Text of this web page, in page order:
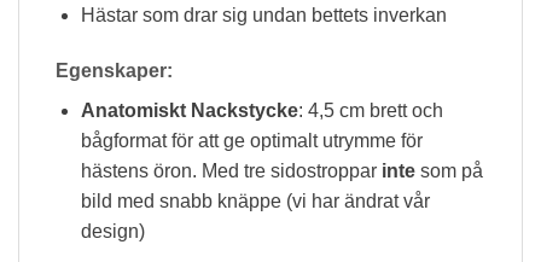
Hästar som drar sig undan bettets inverkan
Egenskaper:
Anatomiskt Nackstycke: 4,5 cm brett och
bågformat för att ge optimalt utrymme för
hästens öron. Med tre sidostroppar intesom på
bild med snabb knäppe (vi har ändrat vår
design)